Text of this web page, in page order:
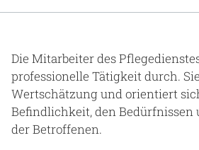
Beruf & Karriere
Die Mitarbeiter des
professionelle Tätigkeit durch.
Wertschätzung und orientiert
Befindlichkeit, den Bedürfnissen
der Betroffenen.